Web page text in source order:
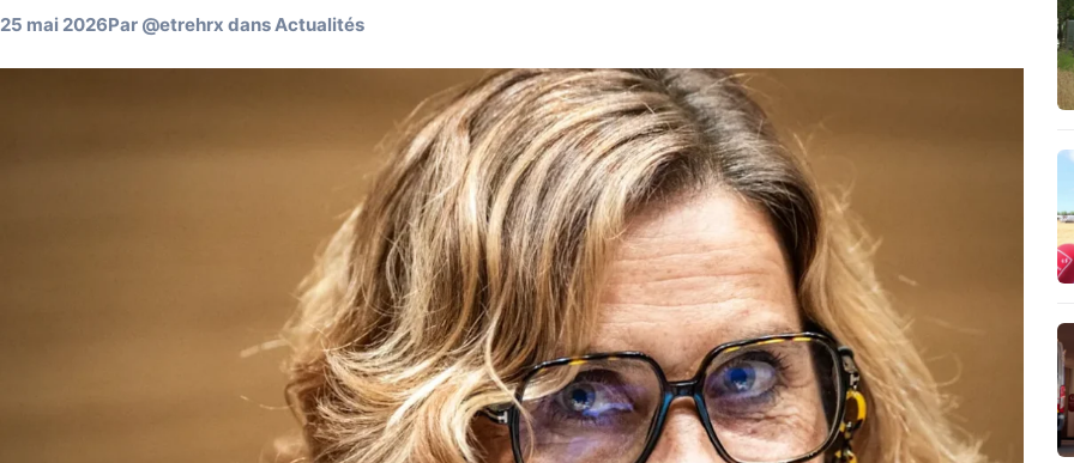
25 mai 2026Par @etrehrx dansActualités